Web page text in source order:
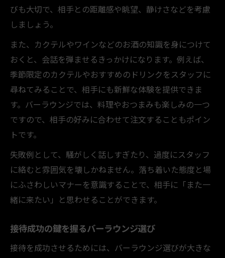
びも大切で、相手との距離感や眺望、静けさなどを考慮
しましょう。
また、カクテルやワインなどのお酒の知識を身につけて
おくと、会話を弾ませるきっかけになります。例えば、
季節限定のカクテルやおすすめのドリンクをスタッフに
尋ねてみることで、相手にも新鮮な体験を提供できま
す。バーラウンジでは、料理やおつまみも楽しみの一つ
ですので、相手の好みに合わせて注文することもポイン
トです。
失敗例として、騒がしく話しすぎたり、過度にスタッフ
に絡むと雰囲気を壊しかねません。落ち着いた態度と場
にふさわしいマナーを意識することで、相手に「また一
緒に来たい」と思わせることができます。
接待成功の鍵を握るバーラウンジ選び
接待を成功させるためには、バーラウンジ選びが大きな